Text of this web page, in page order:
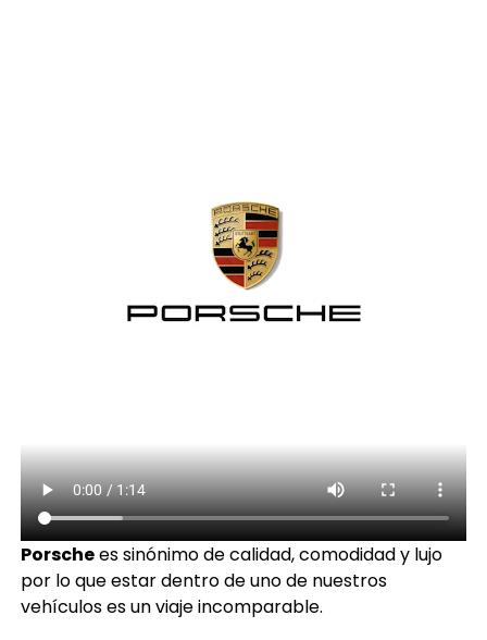
Porschees sinónimo de calidad, comodidad y lujo
por lo que estar dentro de uno de nuestros
vehículos es un viaje incomparable.